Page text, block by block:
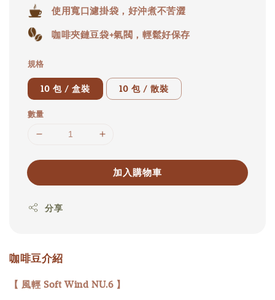
使用寬口濾掛袋，好沖煮不苦澀
咖啡夾鏈豆袋+氣閥，輕鬆好保存
規格
10 包 / 盒裝 10 包 / 散裝
數量
加入購物車
分享
咖啡豆介紹
【 風輕 Soft Wind NU.6 】